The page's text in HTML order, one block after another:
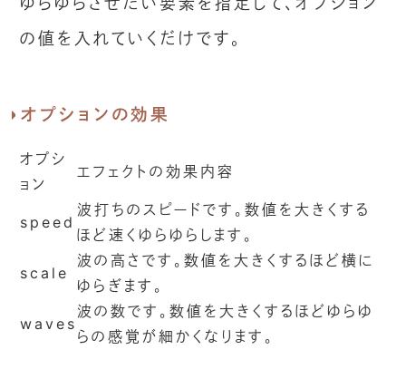
の値を入れていくだけです。
オプションの効果
オプシ
ョン
エフェクトの効果内容
speed
波打ちのスピードです。数値を大きくする
ほど速くゆらゆらします。
scale
波の高さです。数値を大きくするほど横に
ゆらぎます。
waves
波の数です。数値を大きくするほどゆらゆ
らの感覚が細かくなります。